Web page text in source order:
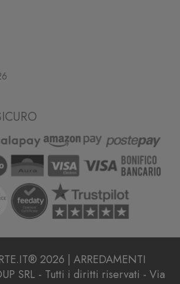
2026 | ARREDAMENTI
SRL - Tutti i diritti riservati - Via